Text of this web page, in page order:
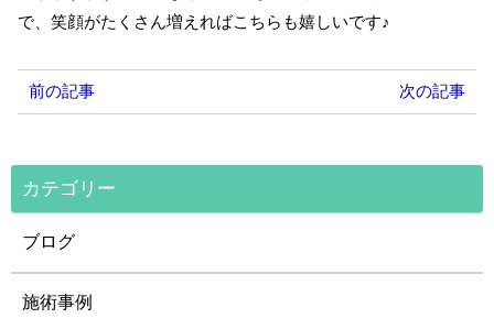
で、笑顔がたくさん増えればこちらも嬉しいです♪
前の記事 次の記事
カテゴリー
ブログ
施術事例